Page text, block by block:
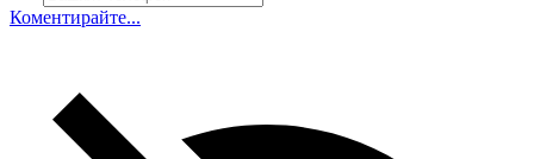
Коментирайте...